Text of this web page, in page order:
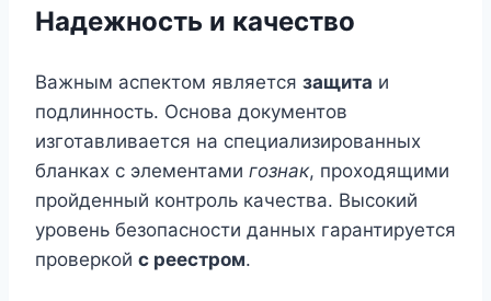
Надежность и качество
Важным аспектом является защита и
подлинность. Основа документов
изготавливается на специализированных
бланках с элементами гознак, проходящими
пройденный контроль качества. Высокий
уровень безопасности данных гарантируется
проверкой с реестром.